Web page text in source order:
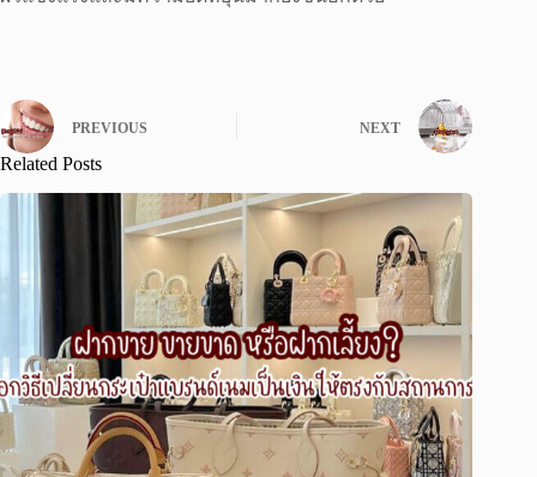
PREVIOUS NEXT
Related Posts